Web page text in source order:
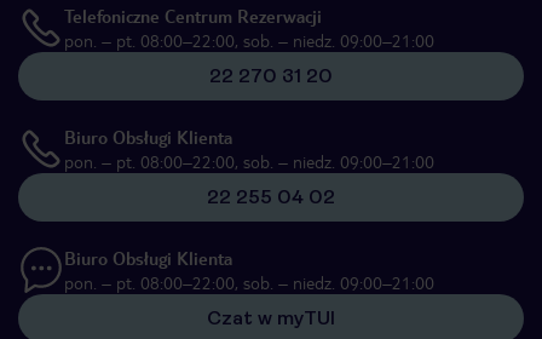
Telefoniczne Centrum Rezerwacji
pon. – pt. 08:00–22:00, sob. – niedz. 09:00–21:00
22 270 31 20
Biuro Obsługi Klienta
pon. – pt. 08:00–22:00, sob. – niedz. 09:00–21:00
22 255 04 02
Biuro Obsługi Klienta
pon. – pt. 08:00–22:00, sob. – niedz. 09:00–21:00
Czat w myTUI